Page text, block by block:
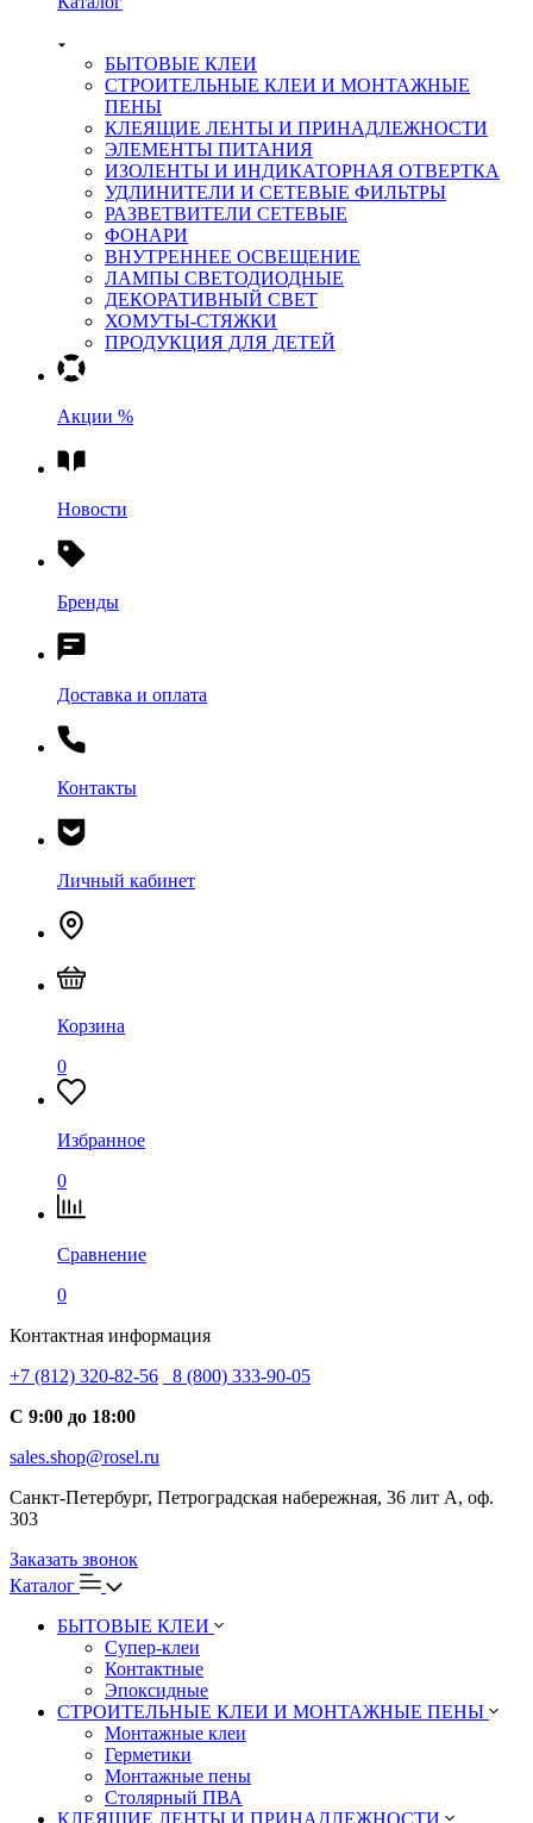
БЫТОВЫЕ КЛЕИ
СТРОИТЕЛЬНЫЕ КЛЕИ И МОНТАЖНЫЕ
ПЕНЫ
КЛЕЯЩИЕ ЛЕНТЫ И ПРИНАДЛЕЖНОСТИ
ЭЛЕМЕНТЫ ПИТАНИЯ
ИЗОЛЕНТЫ И ИНДИКАТОРНАЯ ОТВЕРТКА
УДЛИНИТЕЛИ И СЕТЕВЫЕ ФИЛЬТРЫ
РАЗВЕТВИТЕЛИ СЕТЕВЫЕ
ФОНАРИ
ВНУТРЕННЕЕ ОСВЕЩЕНИЕ
ЛАМПЫ СВЕТОДИОДНЫЕ
ДЕКОРАТИВНЫЙ СВЕТ
ХОМУТЫ-СТЯЖКИ
ПРОДУКЦИЯ ДЛЯ ДЕТЕЙ
Акции %
Новости
Бренды
Доставка и оплата
Контакты
Личный кабинет
Корзина
0
Избранное
0
Сравнение
0
Контактная информация
+7 (812) 320-82-56
8 (800) 333-90-05
С 9:00 до 18:00
sales.shop@rosel.ru
Санкт-Петербург, Петроградская набережная, 36 лит А, оф.
303
Заказать звонок
Каталог
БЫТОВЫЕ КЛЕИ
Супер-клеи
Контактные
Эпоксидные
СТРОИТЕЛЬНЫЕ КЛЕИ И МОНТАЖНЫЕ ПЕНЫ
Монтажные клеи
Герметики
Монтажные пены
Столярный ПВА